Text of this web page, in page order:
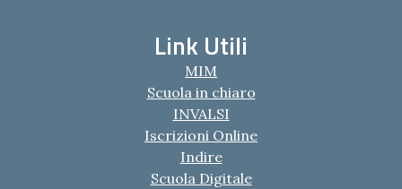
Link Utili
MIM
Scuola in chiaro
INVALSI
Iscrizioni Online
Indire
Scuola Digitale